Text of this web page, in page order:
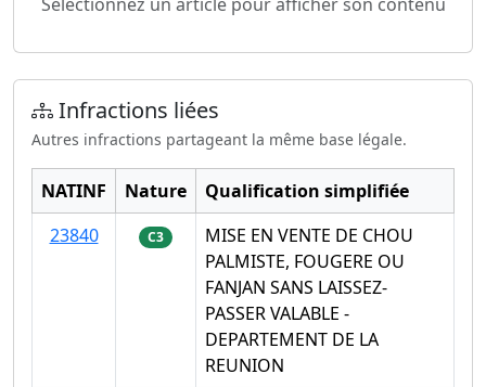
Infractions liées
Autres infractions partageant la même base légale.
NATINF Nature
Qualification simplifiée
23840
C3
MISE EN VENTE DE CHOU
PALMISTE, FOUGERE OU
FANJAN SANS LAISSEZ-
PASSER VALABLE -
DEPARTEMENT DE LA
REUNION